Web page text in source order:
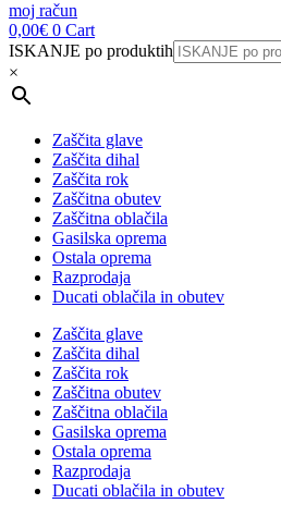
moj račun
0,00€ 0 Cart
ISKANJE po produktih
×
Zaščita glave
Zaščita dihal
Zaščita rok
Zaščitna obutev
Zaščitna oblačila
Gasilska oprema
Ostala oprema
Razprodaja
Ducati oblačila in obutev
Zaščita glave
Zaščita dihal
Zaščita rok
Zaščitna obutev
Zaščitna oblačila
Gasilska oprema
Ostala oprema
Razprodaja
Ducati oblačila in obutev